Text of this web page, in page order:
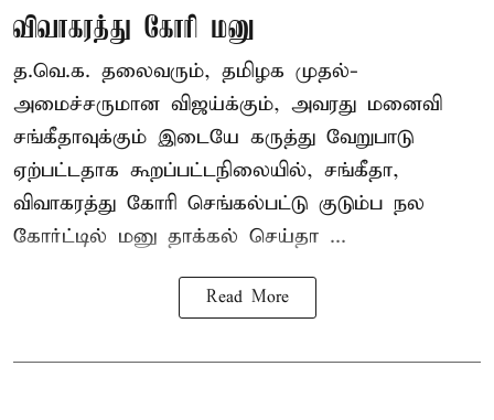
விவாகரத்து கோரி மனு
த.வெ.க. தலைவரும், தமிழக முதல்-
அமைச்சருமான விஜய்க்கும், அவரது மனைவி
சங்கீதாவுக்கும் இடையே கருத்து வேறுபாடு
ஏற்பட்டதாக கூறப்பட்டநிலையில், சங்கீதா,
விவாகரத்து கோரி செங்கல்பட்டு குடும்ப நல
கோர்ட்டில் மனு தாக்கல் செய்தா ...
Read More